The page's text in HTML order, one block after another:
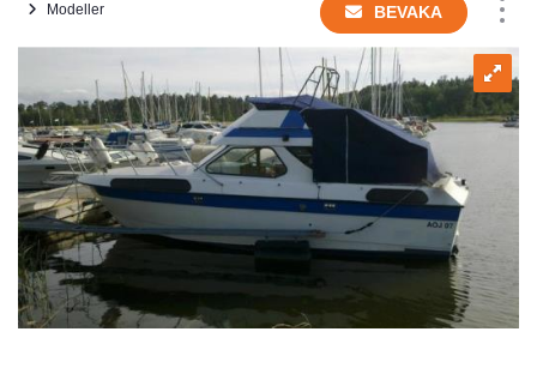
Modeller BEVAKA